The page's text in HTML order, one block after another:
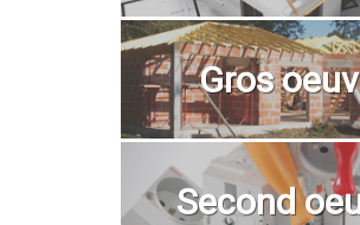
Gros
Second